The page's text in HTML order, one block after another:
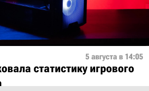
5 августа в 14:05
статистику игрового